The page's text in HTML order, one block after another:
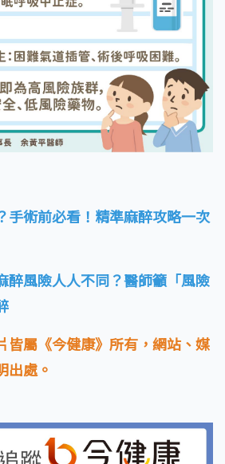
手術前必看！精準麻醉攻略一次
醉風險人人不同？醫師籲「風險
皆屬《今健康》所有，網站、媒
出處。